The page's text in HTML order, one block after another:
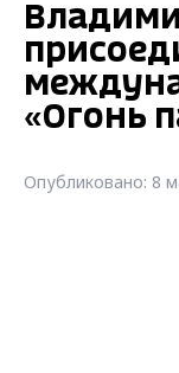
«Огонь
Опубликовано: 8